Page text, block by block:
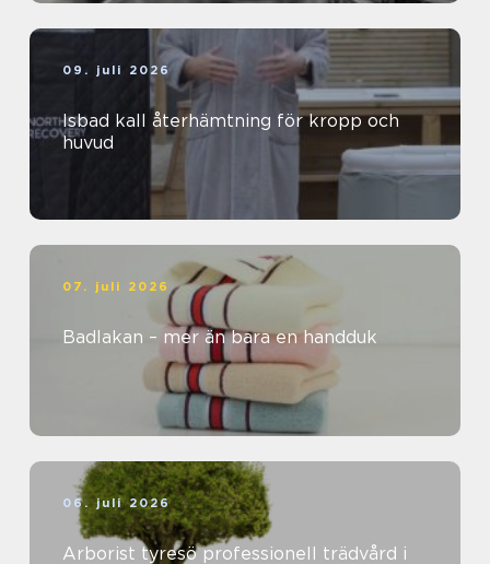
09. juli 2026
Isbad kall återhämtning för kropp och
huvud
07. juli 2026
Badlakan – mer än bara en handduk
06. juli 2026
Arborist tyresö professionell trädvård i